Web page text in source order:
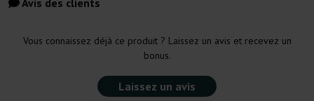
Avis des clients
Vous connaissez déjà ce produit ? Laissez un avis et recevez un
bonus.
Laissez un avis